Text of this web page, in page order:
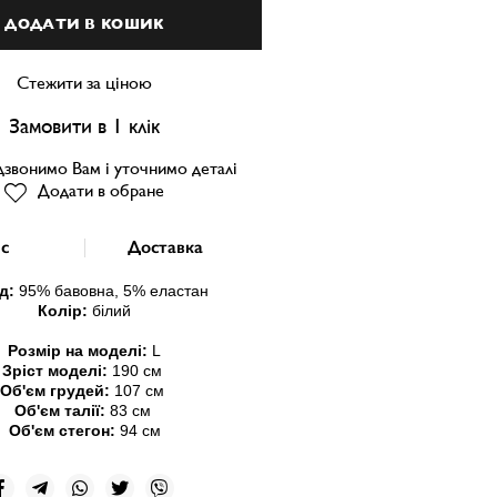
ДОДАТИ В КОШИК
Стежити за ціною
Замовити в 1 клік
Вам і уточнимо деталі
Додати в обране
Доставка
95% бавовна, 5% еластан
Колір: білий
Розмір на моделі: L
Зріст моделі: 190 см
Об'єм грудей: 107 см
Об'єм талії: 83 см
Об'єм стегон: 94 см